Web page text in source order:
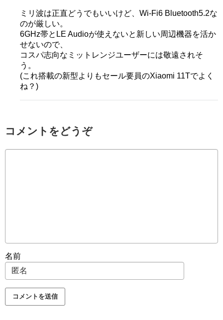
ミリ波は正直どうでもいいけど、Wi-Fi6 Bluetooth5.2な
のが厳しい。
6GHz帯とLE Audioが使えないと新しい周辺機器を活か
せないので、
コスパ志向なミットレンジユーザーには敬遠されそ
う。
(これ搭載の新型よりもセール要員のXiaomi 11Tでよく
ね？)
コメントをどうぞ
名前